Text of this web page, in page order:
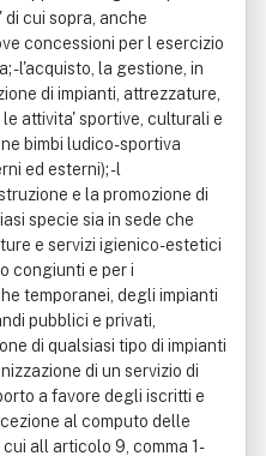
cui sopra, anche
concessioni per l esercizio
- l'acquisto, la gestione, in
di impianti, attrezzature,
attivita' sportive, culturali e
bimbi ludico-sportiva
ed esterni); - l
e la promozione di
specie sia in sede che
e servizi igienico-estetici
congiunti e per i
temporanei, degli impianti
pubblici e privati,
di qualsiasi tipo di impianti
di un servizio di
a favore degli iscritti e
al computo delle
all articolo 9, comma 1-